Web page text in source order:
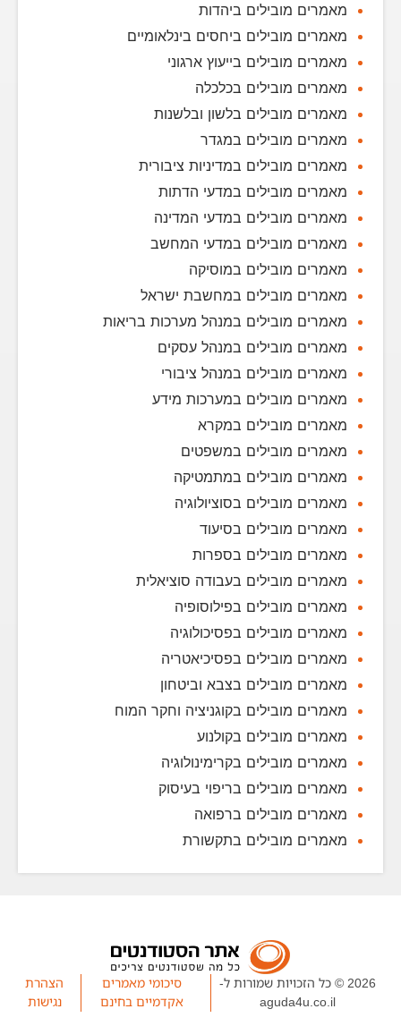
מאמרים מובילים ביהדות
מאמרים מובילים ביחסים בינלאומיים
מאמרים מובילים בייעוץ ארגוני
מאמרים מובילים בכלכלה
מאמרים מובילים בלשון ובלשנות
מאמרים מובילים במגדר
מאמרים מובילים במדיניות ציבורית
מאמרים מובילים במדעי הדתות
מאמרים מובילים במדעי המדינה
מאמרים מובילים במדעי המחשב
מאמרים מובילים במוסיקה
מאמרים מובילים במחשבת ישראל
מאמרים מובילים במנהל מערכות בריאות
מאמרים מובילים במנהל עסקים
מאמרים מובילים במנהל ציבורי
מאמרים מובילים במערכות מידע
מאמרים מובילים במקרא
מאמרים מובילים במשפטים
מאמרים מובילים במתמטיקה
מאמרים מובילים בסוציולוגיה
מאמרים מובילים בסיעוד
מאמרים מובילים בספרות
מאמרים מובילים בעבודה סוציאלית
מאמרים מובילים בפילוסופיה
מאמרים מובילים בפסיכולוגיה
מאמרים מובילים בפסיכיאטריה
מאמרים מובילים בצבא וביטחון
מאמרים מובילים בקוגניציה וחקר המוח
מאמרים מובילים בקולנוע
מאמרים מובילים בקרימינולוגיה
מאמרים מובילים בריפוי בעיסוק
מאמרים מובילים ברפואה
מאמרים מובילים בתקשורת
2026 © כל הזכויות שמורות ל-
aguda4u.co.il
סיכומי מאמרים
אקדמיים בחינם
הצהרת
נגישות